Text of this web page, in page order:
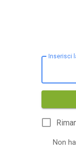
Inserisci
Non